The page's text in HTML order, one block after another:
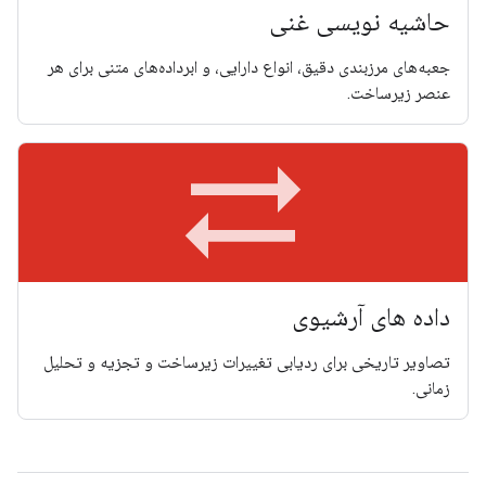
حاشیه نویسی غنی
جعبه‌های مرزبندی دقیق، انواع دارایی، و ابرداده‌های متنی برای هر
عنصر زیرساخت.
sync_alt
داده های آرشیوی
تصاویر تاریخی برای ردیابی تغییرات زیرساخت و تجزیه و تحلیل
زمانی.